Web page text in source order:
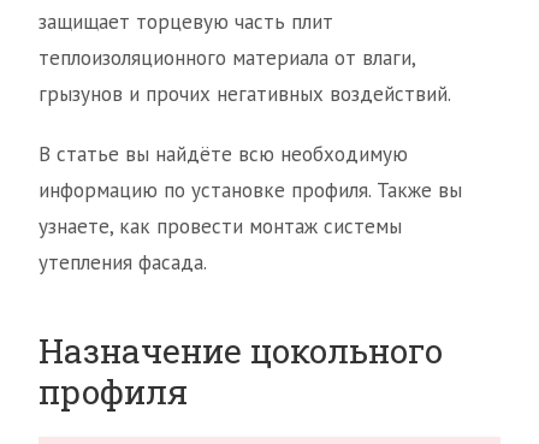
защищает торцевую часть плит
теплоизоляционного материала от влаги,
грызунов и прочих негативных воздействий.
В статье вы найдёте всю необходимую
информацию по установке профиля. Также вы
узнаете, как провести монтаж системы
утепления фасада.
Назначение цокольного
профиля